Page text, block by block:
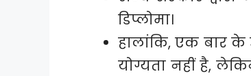
डिप्लोमा।
हालांकि, एक बार के
योग्यता नहीं है,